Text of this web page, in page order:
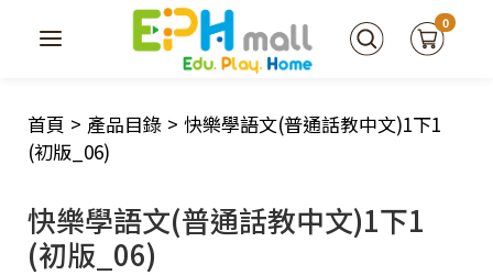
0
首頁 > 產品目錄 > 快樂學語文(普通話教中文)1下1
(初版_06)
快樂學語文(普通話教中文)1下1
(初版_06)